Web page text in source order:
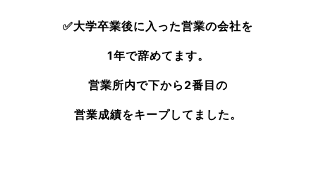
✅大学卒業後に入った営業の会社を
1年で辞めてます。
営業所内で下から2番目の
営業成績をキープしてました。